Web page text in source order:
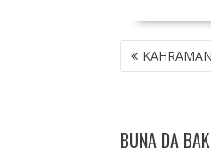
YAZI
GEZINMESI
BUNA DA